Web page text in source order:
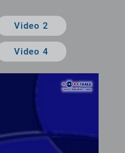
Video 2
Video 4